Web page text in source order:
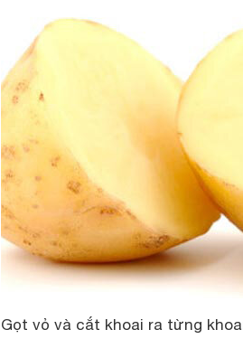
Gọt vỏ và cắt khoai ra từng